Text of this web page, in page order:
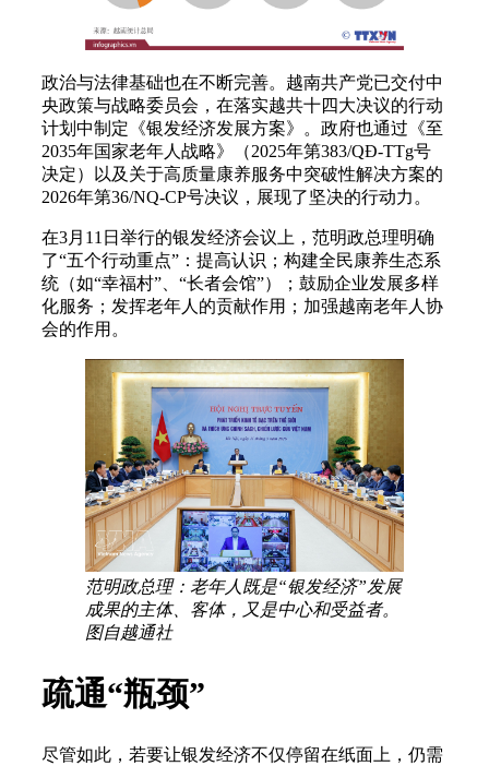
政治与法律基础也在不断完善。越南共产党已交付中
央政策与战略委员会，在落实越共十四大决议的行动
计划中制定《银发经济发展方案》。政府也通过《至
2035年国家老年人战略》（2025年第383/QĐ-TTg号
决定）以及关于高质量康养服务中突破性解决方案的
2026年第36/NQ-CP号决议，展现了坚决的行动力。
在3月11日举行的银发经济会议上，范明政总理明确
了“五个行动重点”：提高认识；构建全民康养生态系
统（如“幸福村”、“长者会馆”）；鼓励企业发展多样
化服务；发挥老年人的贡献作用；加强越南老年人协
会的作用。
范明政总理：老年人既是“银发经济”发展
成果的主体、客体，又是中心和受益者。
图自越通社
疏通“瓶颈”
尽管如此，若要让银发经济不仅停留在纸面上，仍需